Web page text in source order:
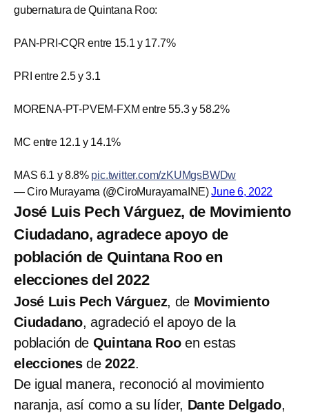
gubernatura de Quintana Roo:
PAN-PRI-CQR entre 15.1 y 17.7%
PRI entre 2.5 y 3.1
MORENA-PT-PVEM-FXM entre 55.3 y 58.2%
MC entre 12.1 y 14.1%
MAS 6.1 y 8.8% pic.twitter.com/zKUMgsBWDw
— Ciro Murayama (@CiroMurayamaINE)June 6, 2022
José Luis Pech Várguez, de Movimiento
Ciudadano, agradece apoyo de
población de Quintana Roo en
elecciones del 2022
José Luis Pech Várguez, de Movimiento
Ciudadano, agradeció el apoyo de la
población de Quintana Rooen estas
eleccionesde 2022.
De igual manera, reconoció al movimiento
naranja, así como a su líder, Dante Delgado,